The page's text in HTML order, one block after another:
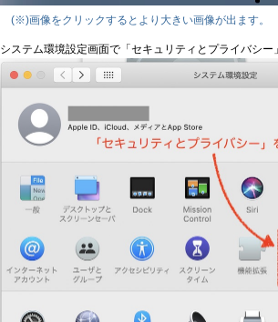
(※)画像をクリックするとより大きい画像が出ます。
システム環境設定画面で「セキュリティとプライバシー